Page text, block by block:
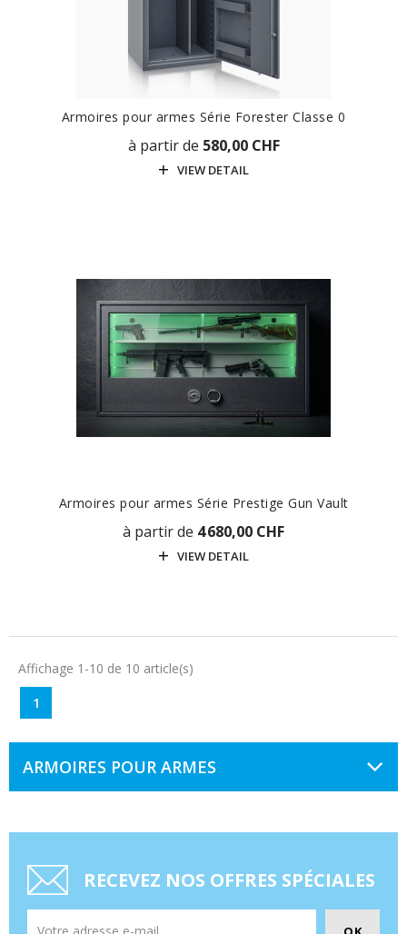
Armoires pour armes Série Forester Classe 0
à partir de 580,00 CHF
VIEW DETAIL
Armoires pour armes Série Prestige Gun Vault
à partir de 4 680,00 CHF
VIEW DETAIL
Affichage 1-10 de 10 article(s)
1
ARMOIRES POUR ARMES
RECEVEZ NOS OFFRES SPÉCIALES